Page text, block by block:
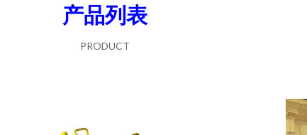
产品列表
PRODUCT